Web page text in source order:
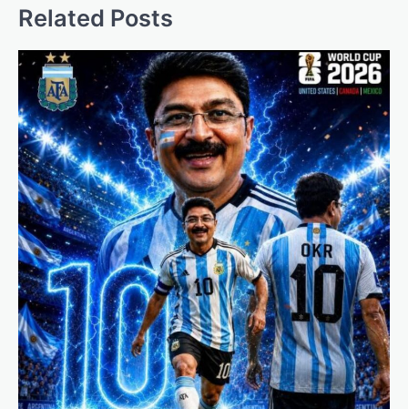
v
i
g
a
t
i
o
n
Related Posts